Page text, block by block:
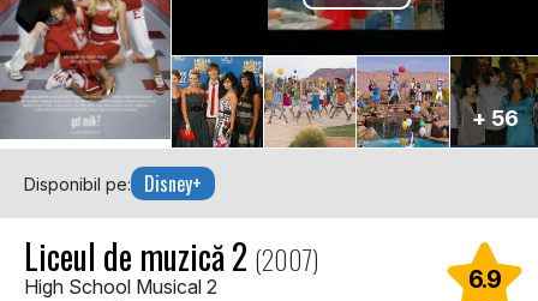
+ 56
Disponibil pe: Disney+
Liceul de muzică 2 (2007)
High School Musical 2 6.9